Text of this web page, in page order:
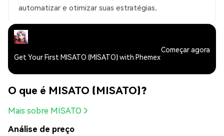
automatizar e otimizar suas estratégias.
Get Your First MISATO (MISATO) with Phemex
Começar agora
O que é MISATO (MISATO)?
Mais sobre MISATO
Análise de preço